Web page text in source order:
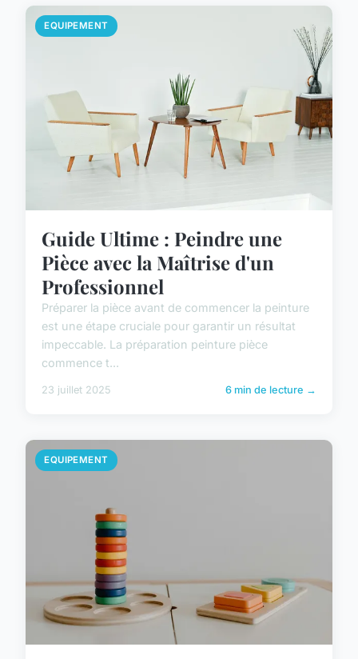
EQUIPEMENT
Guide Ultime : Peindre une
Pièce avec la Maîtrise d'un
Professionnel
Préparer la pièce avant de commencer la peinture
est une étape cruciale pour garantir un résultat
impeccable. La préparation peinture pièce
commence t...
23 juillet 2025 6 min de lecture →
EQUIPEMENT